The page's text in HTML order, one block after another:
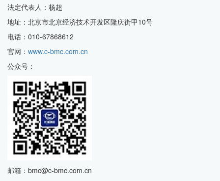
法定代表人：杨超
地址：北京市北京经济技术开发区隆庆街甲10号
电话：010-67868612
官网： www.c-bmc.com.cn
公众号：
邮箱：bmc@c-bmc.com.cn